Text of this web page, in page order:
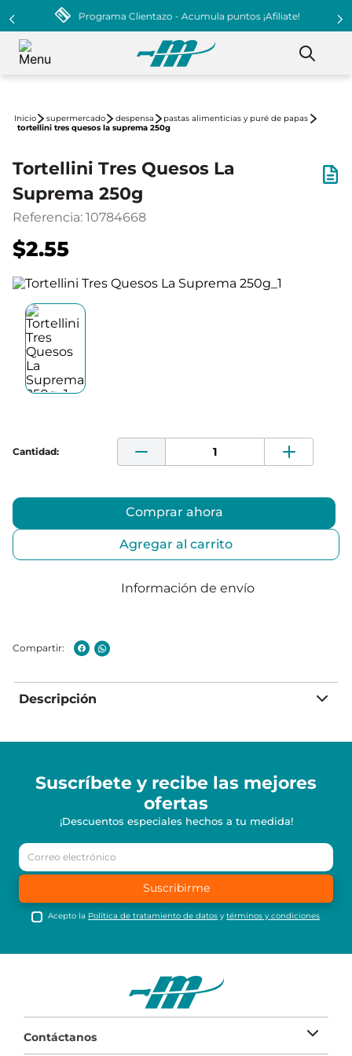
Programa Clientazo - Acumula puntos ¡Afiliate!
supermercado despensa
pastas alimenticias y puré de papas
tortellini tres quesos la suprema 250g
Tortellini Tres Quesos La
Suprema 250g
Referencia: 10784668
$2.55
Comprar ahora
Agregar al carrito
Información de envío
Descripción
Suscríbete y recibe las mejores
ofertas
¡Descuentos especiales hechos a tu medida!
Suscribirme
Acepto la Política de tratamiento de datos ytérminos y condiciones
Contáctanos